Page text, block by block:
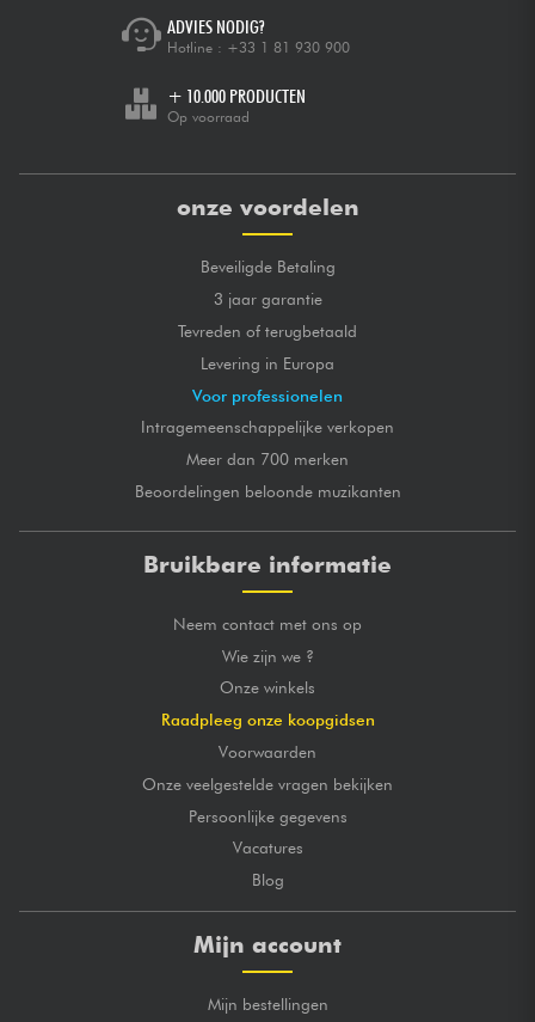
ADVIES NODIG?
Hotline : +33 1 81 930 900
+ 10.000 PRODUCTEN
Op voorraad
onze voordelen
Beveiligde Betaling
3 jaar garantie
Tevreden of terugbetaald
Levering in Europa
Voor professionelen
Intragemeenschappelijke verkopen
Meer dan 700 merken
Beoordelingen beloonde muzikanten
Bruikbare informatie
Neem contact met ons op
Wie zijn we ?
Onze winkels
Raadpleeg onze koopgidsen
Voorwaarden
Onze veelgestelde vragen bekijken
Persoonlijke gegevens
Vacatures
Blog
Mijn account
Mijn bestellingen